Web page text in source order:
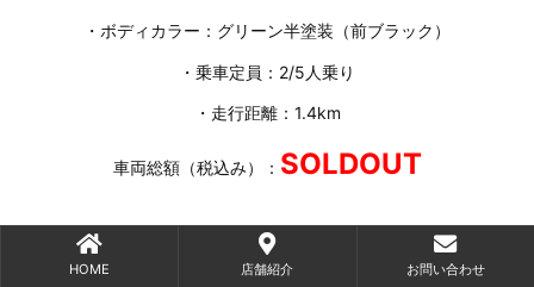
・ボディカラー：グリーン半塗装（前ブラック）
・乗車定員：2/5人乗り
・走行距離：1.4km
車両総額（税込み）： SOLDOUT
HOME 店舗紹介 お問い合わせ